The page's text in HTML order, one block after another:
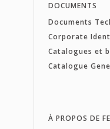
DOCUMENTS
Documents
Corporate
Catalogues et
Catalogue
À PROPOS DE